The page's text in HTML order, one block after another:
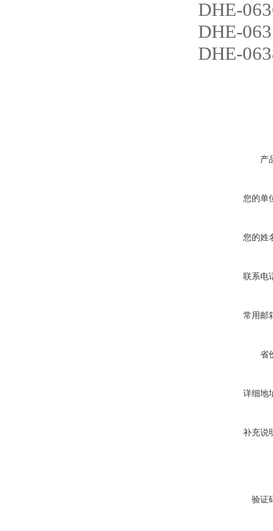
DHE-
DHE-
DHE-
产
您的单
您的姓
联系电
常用邮
省
详细地
补充说
验证